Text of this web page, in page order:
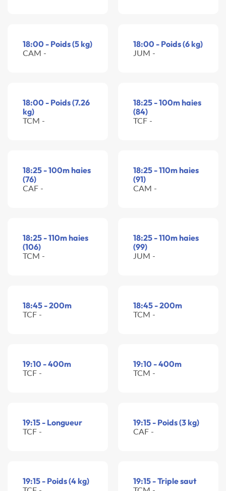
18:00 - Poids (5 kg)
CAM -
18:00 - Poids (6 kg)
JUM -
18:00 - Poids (7.26
kg)
TCM -
18:25 - 100m haies
(84)
TCF -
18:25 - 100m haies
(76)
CAF -
18:25 - 110m haies
(91)
CAM -
18:25 - 110m haies
(106)
TCM -
18:25 - 110m haies
(99)
JUM -
18:45 - 200m
TCF -
18:45 - 200m
TCM -
19:10 - 400m
TCF -
19:10 - 400m
TCM -
19:15 - Longueur
TCF -
19:15 - Poids (3 kg)
CAF -
19:15 - Poids (4 kg) 19:15 - Triple saut